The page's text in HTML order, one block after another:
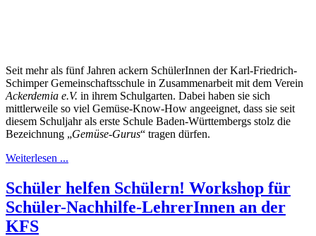
Seit mehr als fünf Jahren ackern SchülerInnen der Karl-Friedrich-
Schimper Gemeinschaftsschule in Zusammenarbeit mit dem Verein
Ackerdemia e.V. in ihrem Schulgarten. Dabei haben sie sich
mittlerweile so viel Gemüse-Know-How angeeignet, dass sie seit
diesem Schuljahr als erste Schule Baden-Württembergs stolz die
Bezeichnung „Gemüse-Gurus“ tragen dürfen.
Weiterlesen ...
Schüler helfen Schülern! Workshop für
Schüler-Nachhilfe-LehrerInnen an der
KFS